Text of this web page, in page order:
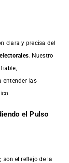
clara y precisa del
. Nuestro
entender las
el Pulso
; son el reflejo de la